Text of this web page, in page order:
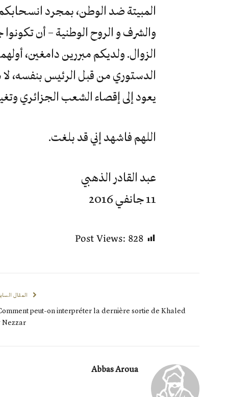
المبيتة ضد الوطن، بمجرد
والشرف و الروح الوطنية – أن
الزوال. ولديكم مبررين دامغين،
الدستوري من قبل الرئيس بنفسه،
يعود إلى إقصاء الشعب الجزائري
اللهم فاشهد إني قد بلغت.
عبد القادر الذهبي
11 جانفي 2016
Post Views: 828
المقال
peut-on interpréter la dernière sortie de Khaled
Nezzar ?
Abbas Aroua